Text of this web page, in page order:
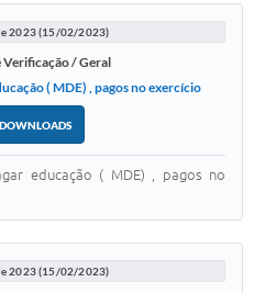
2023 (15/02/2023)
Verificação / Geral
( MDE) , pagos no exercício
DOWNLOADS
educação ( MDE) , pagos no
2023 (15/02/2023)